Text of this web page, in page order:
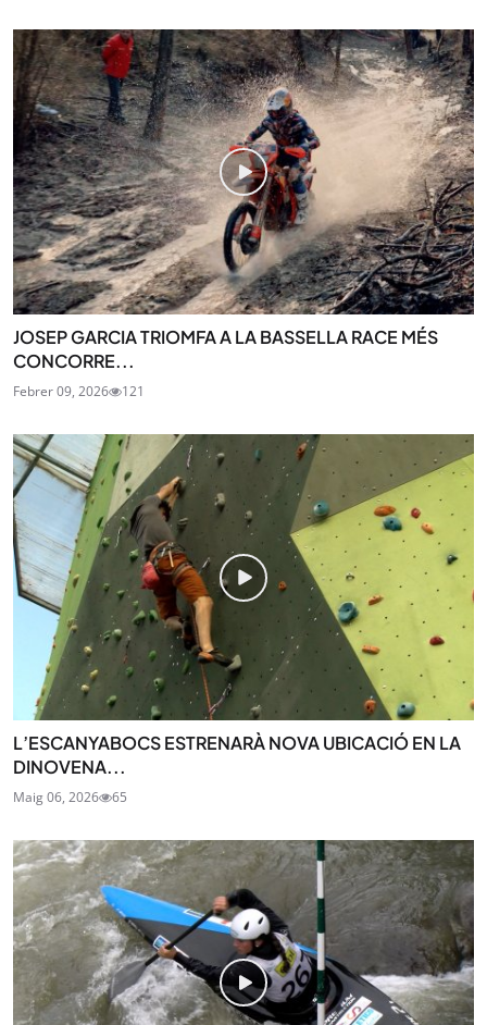
JOSEP GARCIA TRIOMFA A LA BASSELLA RACE MÉS
CONCORRE...
Febrer 09, 2026 121
L’ESCANYABOCS ESTRENARÀ NOVA UBICACIÓ EN LA
DINOVENA...
Maig 06, 2026 65